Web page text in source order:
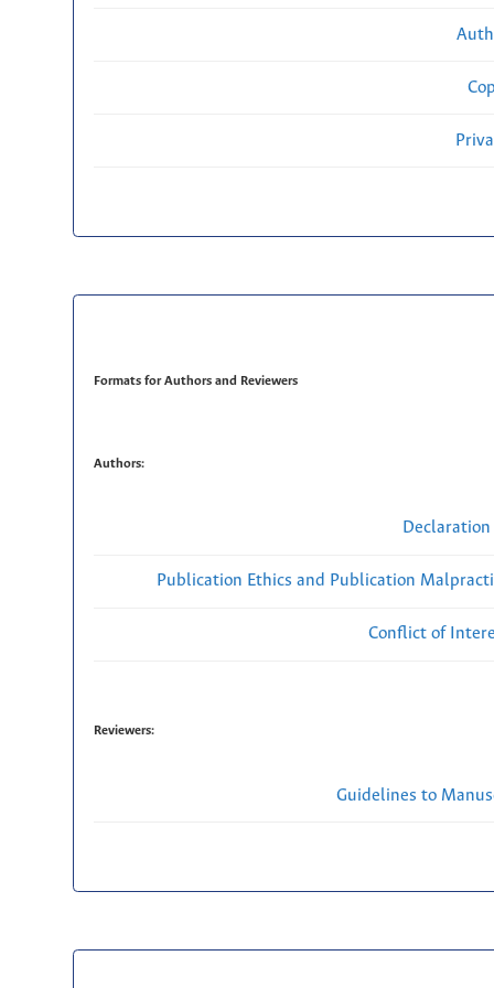
Formats for Authors and Reviewers
Authors:
Publication Ethics and Publication
Conflict of
Reviewers:
Guidelines to